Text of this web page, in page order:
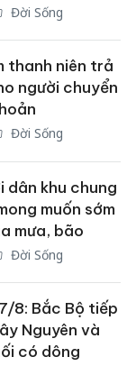
Đời Sống
thanh niên trả
người chuyển
Đời Sống
dân khu chung
muốn sớm
mưa, bão
Đời Sống
8: Bắc Bộ tiếp
Nguyên và
có dông